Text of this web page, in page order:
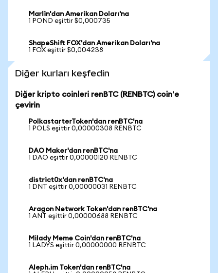
Marlin'dan Amerikan Doları'na
1 POND eşittir $0,000735
ShapeShift FOX'dan Amerikan Doları'na
1 FOX eşittir $0,004238
Diğer kurları keşfedin
Diğer kripto coinleri renBTC (RENBTC) coin'e
çevirin
PolkastarterToken'dan renBTC'na
1 POLS eşittir 0,00000308 RENBTC
DAO Maker'dan renBTC'na
1 DAO eşittir 0,00000120 RENBTC
district0x'dan renBTC'na
1 DNT eşittir 0,00000031 RENBTC
Aragon Network Token'dan renBTC'na
1 ANT eşittir 0,00000688 RENBTC
Milady Meme Coin'dan renBTC'na
1 LADYS eşittir 0,00000000 RENBTC
Aleph.im Token'dan renBTC'na